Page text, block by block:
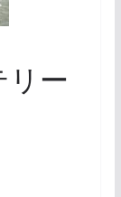
リー